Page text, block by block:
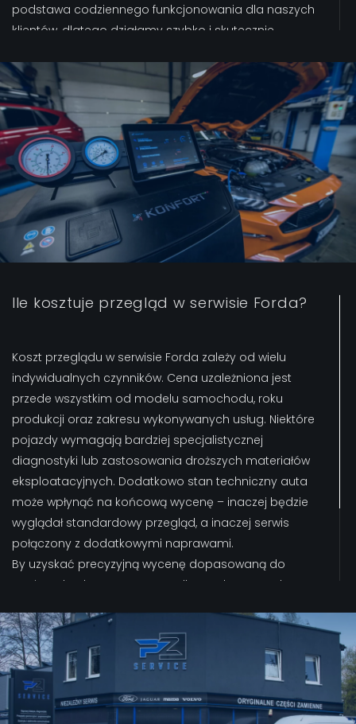
podstawa codziennego funkcjonowania dla naszych
klientów, dlatego działamy szybko i skutecznie.
oryginalnych części i renomowanych akcesoriów Ford
– wszystko w jednym miejscu! Odwiedź nas osobiście
lub sprawdź stronę internetową, by dowiedzieć się
więcej i umówić wizytę.
Ile kosztuje przegląd w serwisie Forda?
Koszt przeglądu w serwisie Forda zależy od wielu
indywidualnych czynników. Cena uzależniona jest
przede wszystkim od modelu samochodu, roku
produkcji oraz zakresu wykonywanych usług. Niektóre
pojazdy wymagają bardziej specjalistycznej
diagnostyki lub zastosowania droższych materiałów
eksploatacyjnych. Dodatkowo stan techniczny auta
może wpłynąć na końcową wycenę – inaczej będzie
wyglądał standardowy przegląd, a inaczej serwis
połączony z dodatkowymi naprawami.
By uzyskać precyzyjną wycenę dopasowaną do
Twojego konkretnego przypadku, zachęcamy do
Service. Nasi doradcy techniczni przygotują
indywidualną ofertę uwzględniającą Twoje potrzeby
oraz specyfikę Twojego Forda.